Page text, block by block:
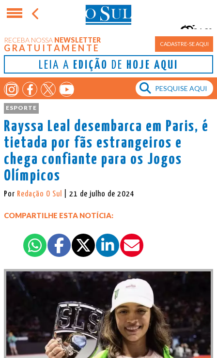
RECEBA NOSSA NEWSLETTER
GRATUITAMENTE CADASTRE-SE AQUI
LEIA A EDIÇÃO DE HOJE AQUI
Porto Alegre
16°
ESPORTE
Rayssa Leal desembarca em Paris, é
tietada por fãs estrangeiros e
chega confiante para os Jogos
Olímpicos
Por Redação O Sul | 21 de julho de 2024
COMPARTILHE ESTA NOTÍCIA: